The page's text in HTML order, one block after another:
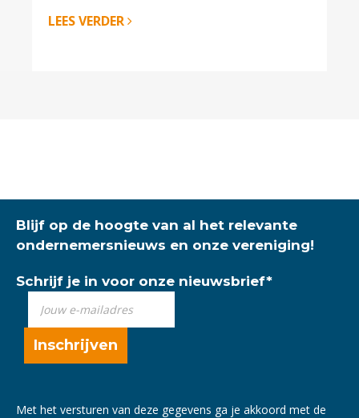
LEES VERDER
Blijf op de hoogte van al het relevante
ondernemersnieuws en onze vereniging!
Schrijf je in voor onze nieuwsbrief*
Met het versturen van deze gegevens ga je akkoord met de